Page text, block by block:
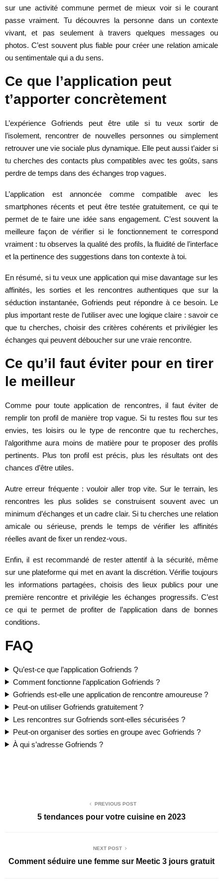
sur une activité commune permet de mieux voir si le courant
passe vraiment. Tu découvres la personne dans un contexte
vivant, et pas seulement à travers quelques messages ou
photos. C’est souvent plus fiable pour créer une relation amicale
ou sentimentale qui a du sens.
Ce que l’application peut
t’apporter concrètement
L’expérience Gofriends peut être utile si tu veux sortir de
l’isolement, rencontrer de nouvelles personnes ou simplement
retrouver une vie sociale plus dynamique. Elle peut aussi t’aider si
tu cherches des contacts plus compatibles avec tes goûts, sans
perdre de temps dans des échanges trop vagues.
L’application est annoncée comme compatible avec les
smartphones récents et peut être testée gratuitement, ce qui te
permet de te faire une idée sans engagement. C’est souvent la
meilleure façon de vérifier si le fonctionnement te correspond
vraiment : tu observes la qualité des profils, la fluidité de l’interface
et la pertinence des suggestions dans ton contexte à toi.
En résumé, si tu veux une application qui mise davantage sur les
affinités, les sorties et les rencontres authentiques que sur la
séduction instantanée, Gofriends peut répondre à ce besoin. Le
plus important reste de l’utiliser avec une logique claire : savoir ce
que tu cherches, choisir des critères cohérents et privilégier les
échanges qui peuvent déboucher sur une vraie rencontre.
Ce qu’il faut éviter pour en tirer
le meilleur
Comme pour toute application de rencontres, il faut éviter de
remplir ton profil de manière trop vague. Si tu restes flou sur tes
envies, tes loisirs ou le type de rencontre que tu recherches,
l’algorithme aura moins de matière pour te proposer des profils
pertinents. Plus ton profil est précis, plus les résultats ont des
chances d’être utiles.
Autre erreur fréquente : vouloir aller trop vite. Sur le terrain, les
rencontres les plus solides se construisent souvent avec un
minimum d’échanges et un cadre clair. Si tu cherches une relation
amicale ou sérieuse, prends le temps de vérifier les affinités
réelles avant de fixer un rendez-vous.
Enfin, il est recommandé de rester attentif à la sécurité, même
sur une plateforme qui met en avant la discrétion. Vérifie toujours
les informations partagées, choisis des lieux publics pour une
première rencontre et privilégie les échanges progressifs. C’est
ce qui te permet de profiter de l’application dans de bonnes
conditions.
FAQ
Qu’est-ce que l’application Gofriends ?
Comment fonctionne l’application Gofriends ?
Gofriends est-elle une application de rencontre amoureuse ?
Peut-on utiliser Gofriends gratuitement ?
Les rencontres sur Gofriends sont-elles sécurisées ?
Peut-on organiser des sorties en groupe avec Gofriends ?
À qui s’adresse Gofriends ?
PREVIOUS POST
5 tendances pour votre cuisine en 2023
NEXT POST
Comment séduire une femme sur Meetic 3 jours gratuit